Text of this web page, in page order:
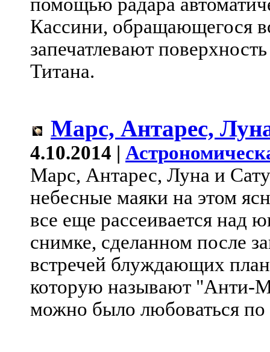
Кассини, обращающегося
запечатлевают
Титана.
Марс, Антарес,
4.10.2014 |
Марс, Антарес, Луна и
небесные маяки на этом
все еще рассеивается над
снимке, сделанном после
встречей блуждающих
которую называют "Анти-
можно было любоваться по